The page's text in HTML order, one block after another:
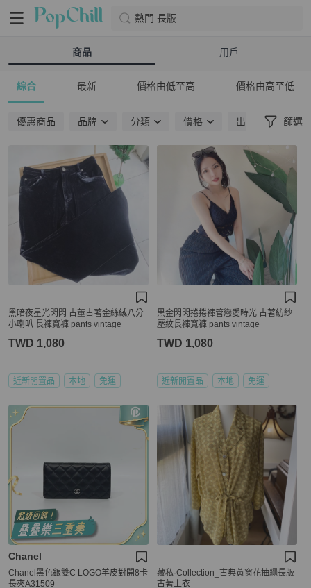
熱門 長版
商品 用戶
綜合 最新 價格由低至高 價格由高至低
優惠商品 品牌 分類 價格 出貨地點 篩選
黑暗夜星光閃閃 古董古著金絲絨八分
小喇叭 長褲寬褲 pants vintage
TWD 1,080
近新閒置品 本地 免運
黑金閃閃捲捲褲管戀愛時光 古著紡紗
壓紋長褲寬褲 pants vintage
TWD 1,080
近新閒置品 本地 免運
Chanel
Chanel黑色銀雙C LOGO羊皮對開8卡
長夾A31509
藏私·Collection_古典黃窗花抽繩長版
古著上衣